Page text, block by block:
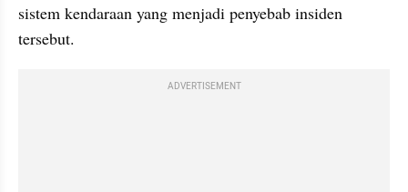
sistem kendaraan yang menjadi penyebab insiden
tersebut.
ADVERTISEMENT